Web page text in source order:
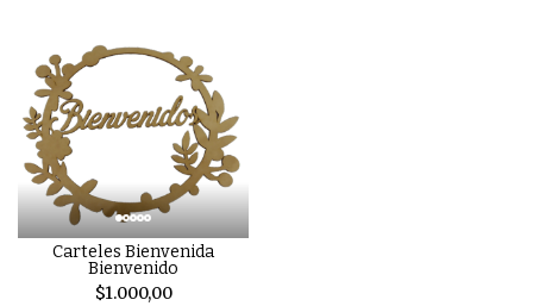
Carteles Bienvenida
Bienvenido
$1.000,00